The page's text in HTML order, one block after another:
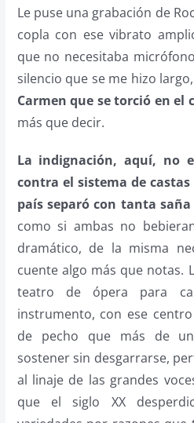
Le puse una grabación de
copla con ese vibrato
que no necesitaba
silencio que se me hizo
Carmen que se torció en el
más que decir.
La indignación, aquí, no
contra el sistema de
país separó con tanta
como si ambas no
dramático, de la misma
cuente algo más que notas.
teatro de ópera para
instrumento, con ese
de pecho que más de
sostener sin desgarrarse,
al linaje de las grandes
que el siglo XX